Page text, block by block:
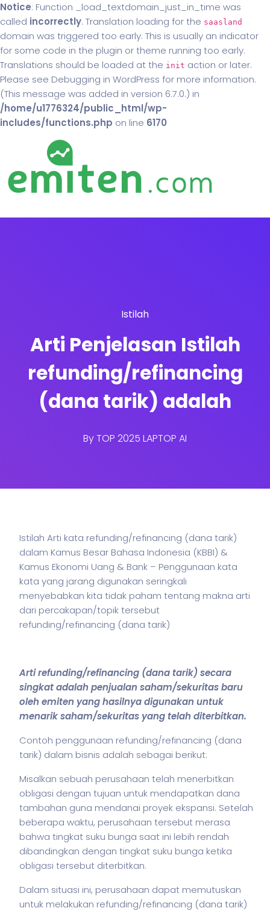
Notice: Function _load_textdomain_just_in_time was
called incorrectly. Translation loading for the saasland
domain was triggered too early. This is usually an indicator
for some code in the plugin or theme running too early.
Translations should be loaded at the init action or later.
Please see Debugging in WordPress for more information.
(This message was added in version 6.7.0.) in
/home/u1776324/public_html/wp-
includes/functions.php on line 6170
Istilah
Arti Penjelasan Istilah
refunding/refinancing
(dana tarik) adalah
ByTOP 2025 LAPTOP AI
Istilah Arti kata refunding/refinancing (dana tarik)
dalam Kamus Besar Bahasa Indonesia (KBBI) &
Kamus Ekonomi Uang & Bank – Penggunaan kata
kata yang jarang digunakan seringkali
menyebabkan kita tidak paham tentang makna arti
dari percakapan/topik tersebut
refunding/refinancing (dana tarik)
Arti refunding/refinancing (dana tarik) secara
singkat adalah penjualan saham/sekuritasbaru
oleh emiten yang hasilnya digunakan untuk
menariksaham/sekuritas yang telah diterbitkan.
Contoh penggunaan refunding/refinancing (dana
tarik) dalam bisnis adalah sebagai berikut:
Misalkan sebuah perusahaan telah menerbitkan
obligasi dengan tujuan untuk mendapatkan dana
tambahan guna mendanai proyek ekspansi. Setelah
beberapa waktu, perusahaan tersebut merasa
bahwa tingkat suku bunga saat ini lebih rendah
dibandingkan dengan tingkat suku bunga ketika
obligasi tersebut diterbitkan.
Dalam situasi ini, perusahaan dapat memutuskan
untuk melakukan refunding/refinancing (dana tarik)